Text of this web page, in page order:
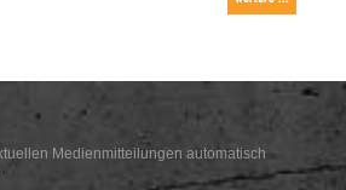
Medienmitteilungen automatisch